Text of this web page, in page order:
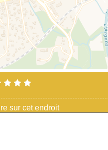
sur cet endroit